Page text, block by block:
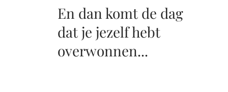
En dan komt de dag
dat je jezelf hebt
overwonnen...